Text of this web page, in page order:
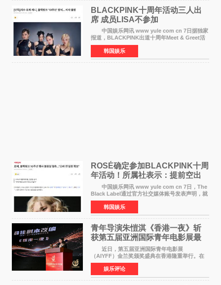
BLACKPINK十周年活动三人出
席 成员LISA不参加
中国娱乐网讯 www yule com cn 7日据独家
报道，BLACKPINK出道十周年Meet & Greet活
动将由智秀、ROS&Eacute;、JENNIE出席，
LISA将缺席。 此前BLACKPINK所属社YG并
未为组合出道十周年做
韩国娱乐
ROSÉ确定参加BLACKPINK十周
年活动！所属社表示：提前空出
了时间
中国娱乐网讯 www yule com cn 7日，The
Black Label通过官方社交媒体账号发表声明，就
近期网络上关于ROS&Eacute;个人行程及是否参
加BLACKPINK出道纪念活动的种种猜测作出正
式回应。 Th
韩国娱乐
青年导演朱愷淇《香港一夜》斩
获第五届亚洲国际青年电影展最
佳剧本改编奖
近日，第五届亚洲国际青年电影展
（AIYFF）金兰奖颁奖盛典在香港隆重举行。在
这场汇聚数百位海内外电影人、文化界人士及媒
体代表的亚洲青年影视盛会上，香港本土电影
《香港一夜》（Dawn in Ho
娱乐评论